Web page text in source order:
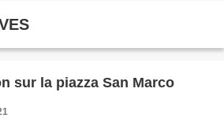
sur la piazza San Marco